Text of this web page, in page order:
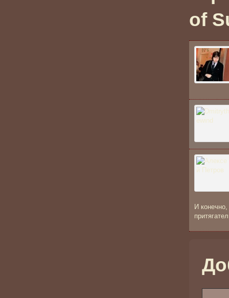
of
И